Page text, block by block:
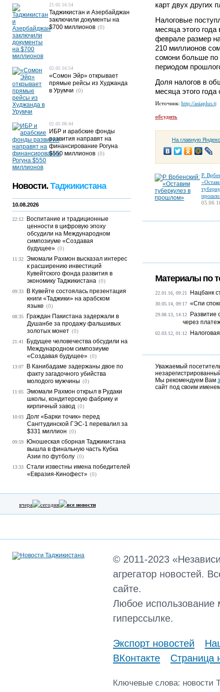
карт двух других
Налоговые
месяца этого
феврале размер
210 миллионов
сомони больше по
периодом
Доля налогов в
месяца этого
Источник: http://asiaplus.tj
обсудить
На главную
Р.
05.06
Материалы по
22.01.16, 09:21 Нацбанк
30.05.14, 09:17 «Спи
29.08.13, 14:12
Развитие
через
02.03.12, 01:12
Уважаемый
Мы рекомендуем Вам
сайт под своим
21.05 16:54
Таджикистан и Азербайджан
заключили документы на
$700 миллионов (0)
02.05 16:54
«Сомон Эйр» открывает
прямые рейсы из Худжанда
в Урумчи (0)
02.05 08:44
ИБР и арабские фонды
развития направят на
финансирование Рогуна
$550 миллионов (0)
Новости. Таджикистана
10.08.2026
22:12
Воспитание и традиционные
ценности в цифровую эпоху
обсудили на Международном
симпозиуме «Создавая
будущее» (0)
11:32 Эмомали Рахмон высказал интерес
к расширению инвестиций
Кувейтского фонда развития в
экономику Таджикистана (0)
09:33
В Кувейте состоялась презентация
книги «Таджики» на арабском
языке (0)
08:35
Граждан Пакистана задержали в
Душанбе за продажу фальшивых
золотых монет (0)
21:41
Будущее человечества обсудили на
Международном симпозиуме
«Создавая будущее» (0)
13:07
В Канибадаме задержаны двое по
факту загадочного убийства
молодого мужчины (0)
11:05 Эмомали Рахмон открыл в Рудаки
школы, кондитерскую фабрику и
кирпичный завод (0)
10:03 Долг «Барки точик» перед
Сангтудинской ГЭС-1 перевалил за
$331 миллион (0)
09:59
Юношеская сборная Таджикистана
вышла в финальную часть Кубка
Азии по футболу (0)
13:33 Стали известны имена победителей
«Евразия-Кинофест» (0)
вчера сегодня все новости
© 2011-2023
агрегатор новостей.
сайте.
Любое использование
гиперссылке.
Экспорт новостей
ВКонтакте
Страница
Ключевые слова: новости